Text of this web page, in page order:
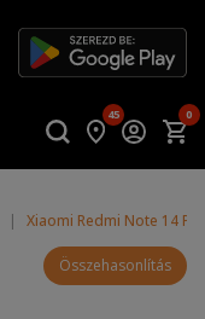
45 0
| Xiaomi Redmi Note 14
Összehasonlítás